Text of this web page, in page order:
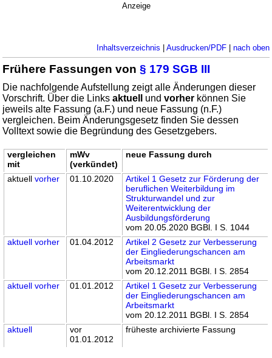
Anzeige
Inhaltsverzeichnis | Ausdrucken/PDF| nach oben
Frühere Fassungen von§ 179 SGB III
Die nachfolgende Aufstellung zeigt alle Änderungen dieser
Vorschrift. Über die Linksaktuell undvorher können Sie
jeweils alte Fassung (a.F.) und neue Fassung (n.F.)
vergleichen. Beim Änderungsgesetz finden Sie dessen
Volltext sowie die Begründung des Gesetzgebers.
vergleichen
mit
mWv
(verkündet)
neue Fassung durch
aktuellvorher 01.10.2020
Artikel 1 Gesetz zur Förderung der
beruflichen Weiterbildung im
Strukturwandel und zur
Weiterentwicklung der
Ausbildungsförderung
vom 20.05.2020 BGBl. I S. 1044
aktuell vorher 01.04.2012
Artikel 2 Gesetz zur Verbesserung
der Eingliederungschancen am
Arbeitsmarkt
vom 20.12.2011 BGBl. I S. 2854
aktuell vorher 01.01.2012
Artikel 1 Gesetz zur Verbesserung
der Eingliederungschancen am
Arbeitsmarkt
vom 20.12.2011 BGBl. I S. 2854
aktuell
vor
01.01.2012
früheste archivierte Fassung